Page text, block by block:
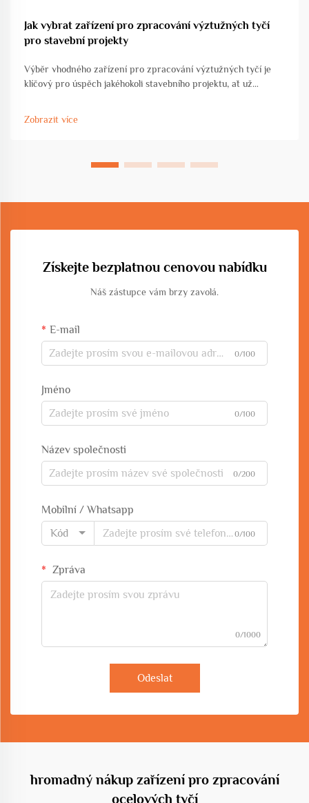
Jak vybrat zařízení pro zpracování výztužných tyčí
pro stavební projekty
Výběr vhodného zařízení pro zpracování výztužných tyčí je
klíčový pro úspěch jakéhokoli stavebního projektu, ať už
Zobrazit více
Získejte bezplatnou cenovou nabídku
Náš zástupce vám brzy zavolá.
E-mail
0/100
Jméno
0/100
Název společnosti
0/200
Mobilní / Whatsapp
Kód
0/100
Zpráva
0/1000
Odeslat
hromadný nákup zařízení pro zpracování
ocelových tyčí